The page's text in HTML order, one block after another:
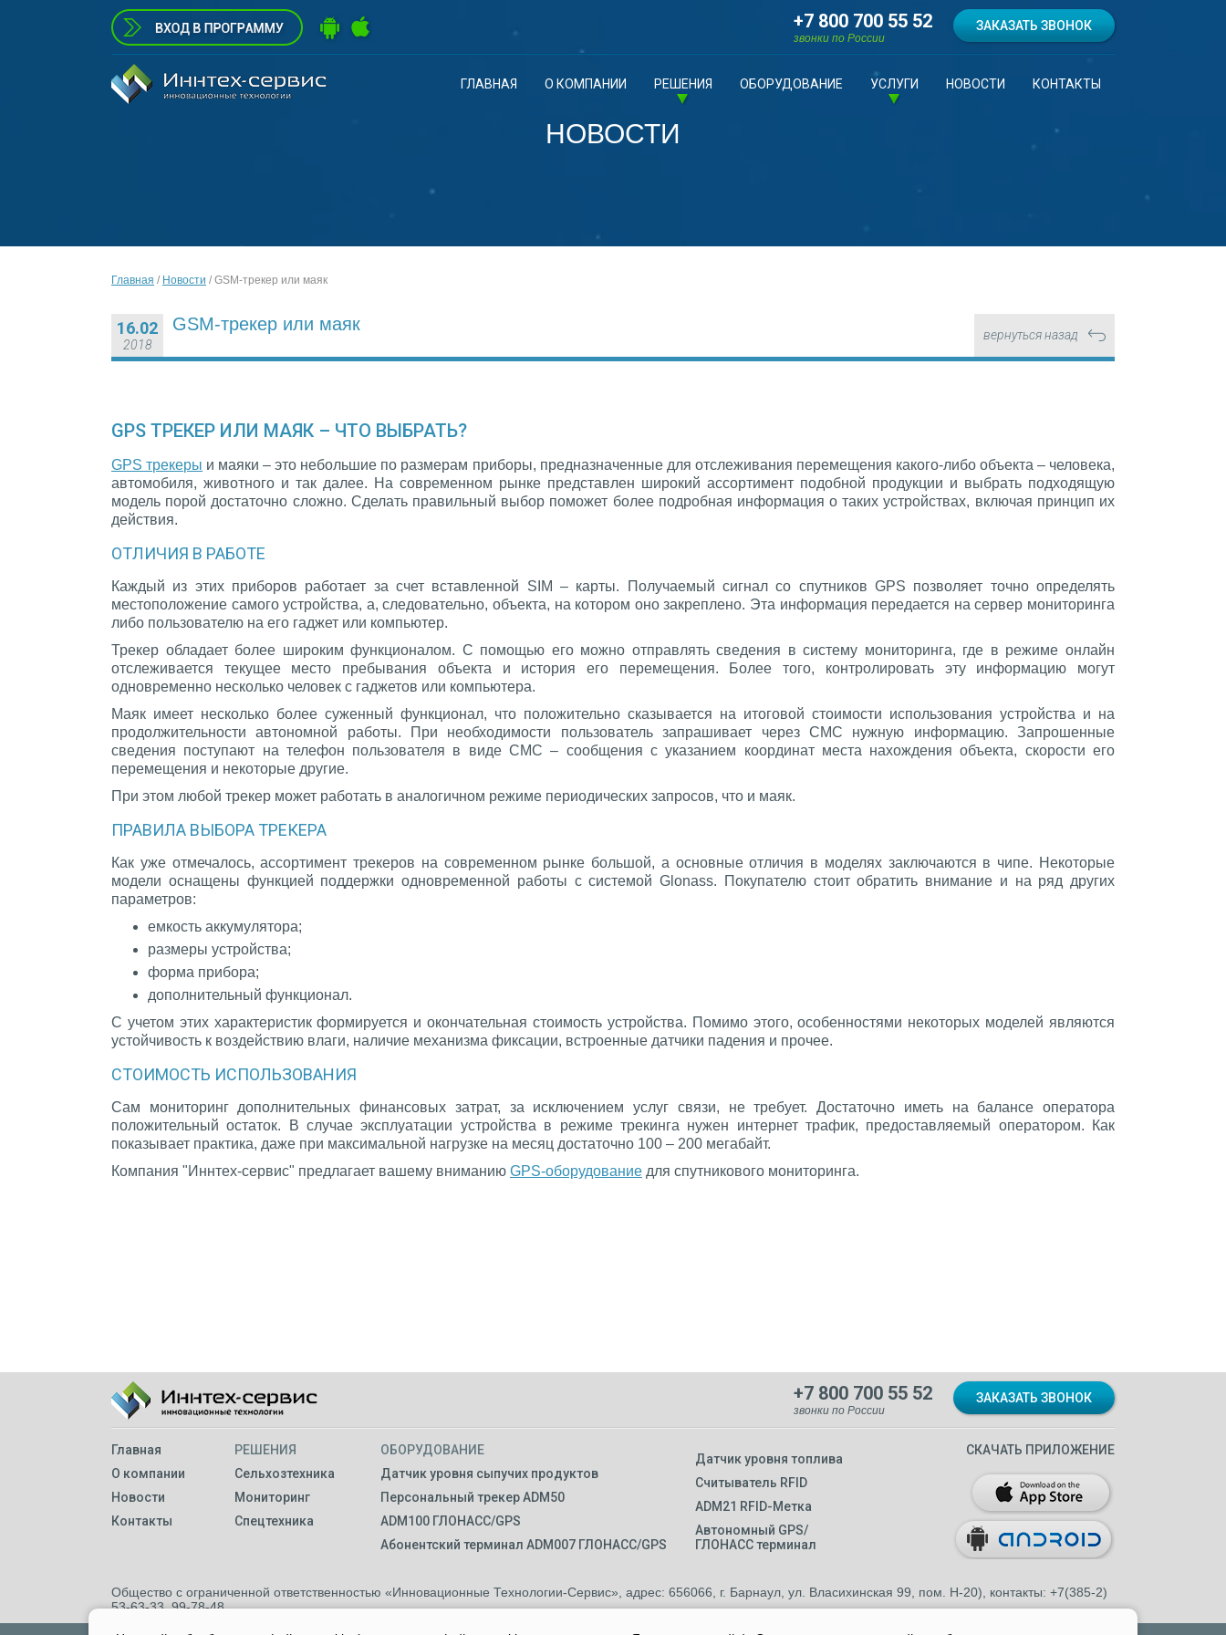
ЗАКАЗАТЬ ЗВОНОК
+7 800 700 55 52
звонки по России
ГЛАВНАЯ О КОМПАНИИ РЕШЕНИЯ ОБОРУДОВАНИЕ УСЛУГИ НОВОСТИ КОНТАКТЫ
НОВОСТИ
Главная / Новости / GSM-трекер или маяк
16.02
2018
GSM-трекер или маяк
вернуться назад
GPS ТРЕКЕР ИЛИ МАЯК – ЧТО ВЫБРАТЬ?
GPS трекеры и маяки – это небольшие по размерам приборы, предназначенные для отслеживания перемещения какого-либо объекта – человека,
автомобиля, животного и так далее. На современном рынке представлен широкий ассортимент подобной продукции и выбрать подходящую
модель порой достаточно сложно. Сделать правильный выбор поможет более подробная информация о таких устройствах, включая принцип их
действия.
ОТЛИЧИЯ В РАБОТЕ
Каждый из этих приборов работает за счет вставленной SIM – карты. Получаемый сигнал со спутников GPS позволяет точно определять
местоположение самого устройства, а, следовательно, объекта, на котором оно закреплено. Эта информация передается на сервер мониторинга
либо пользователю на его гаджет или компьютер.
Трекер обладает более широким функционалом. С помощью его можно отправлять сведения в систему мониторинга, где в режиме онлайн
отслеживается текущее место пребывания объекта и история его перемещения. Более того, контролировать эту информацию могут
одновременно несколько человек с гаджетов или компьютера.
Маяк имеет несколько более суженный функционал, что положительно сказывается на итоговой стоимости использования устройства и на
продолжительности автономной работы. При необходимости пользователь запрашивает через СМС нужную информацию. Запрошенные
сведения поступают на телефон пользователя в виде СМС – сообщения с указанием координат места нахождения объекта, скорости его
перемещения и некоторые другие.
При этом любой трекер может работать в аналогичном режиме периодических запросов, что и маяк.
ПРАВИЛА ВЫБОРА ТРЕКЕРА
Как уже отмечалось, ассортимент трекеров на современном рынке большой, а основные отличия в моделях заключаются в чипе. Некоторые
модели оснащены функцией поддержки одновременной работы с системой Glonass. Покупателю стоит обратить внимание и на ряд других
параметров:
емкость аккумулятора;
размеры устройства;
форма прибора;
дополнительный функционал.
С учетом этих характеристик формируется и окончательная стоимость устройства. Помимо этого, особенностями некоторых моделей являются
устойчивость к воздействию влаги, наличие механизма фиксации, встроенные датчики падения и прочее.
СТОИМОСТЬ ИСПОЛЬЗОВАНИЯ
Сам мониторинг дополнительных финансовых затрат, за исключением услуг связи, не требует. Достаточно иметь на балансе оператора
положительный остаток. В случае эксплуатации устройства в режиме трекинга нужен интернет трафик, предоставляемый оператором. Как
показывает практика, даже при максимальной нагрузке на месяц достаточно 100 – 200 мегабайт.
Компания "Иннтех-сервис" предлагает вашему вниманию GPS-оборудование для спутникового мониторинга.
ЗАКАЗАТЬ ЗВОНОК
+7 800 700 55 52
звонки по России
Главная
О компании
Новости
Контакты
РЕШЕНИЯ
Сельхозтехника
Мониторинг
Спецтехника
ОБОРУДОВАНИЕ
Датчик уровня сыпучих продуктов
Персональный трекер ADM50
ADM100 ГЛОНАСС/GPS
Абонентский терминал ADM007 ГЛОНАСС/GPS
Датчик уровня топлива
Считыватель RFID
ADM21 RFID-Метка
Автономный GPS/
ГЛОНАСС терминал
СКАЧАТЬ ПРИЛОЖЕНИЕ
Общество с ограниченной ответственностью «Инновационные Технологии-Сервис», адрес: 656066, г. Барнаул, ул. Власихинская 99, пом. Н-20), контакты: +7(385-2)
53-63-33, 99-78-48